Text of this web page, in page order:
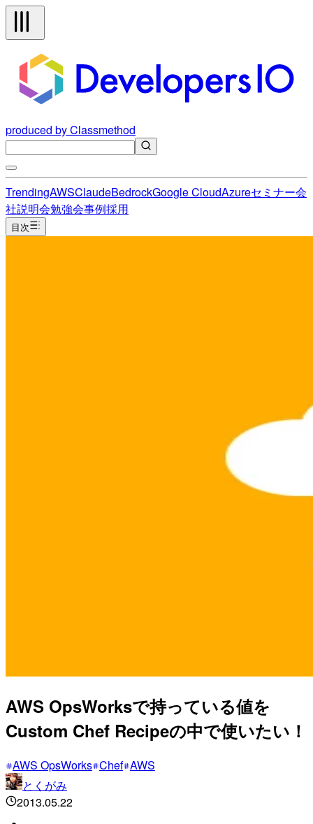
produced by Classmethod
TrendingAWSClaudeBedrockGoogle CloudAzureセミナー会
社説明会勉強会事例採用
目次
AWS OpsWorksで持っている値を
Custom Chef Recipeの中で使いたい！
AWS OpsWorks Chef AWS
とくがみ
2013.05.22